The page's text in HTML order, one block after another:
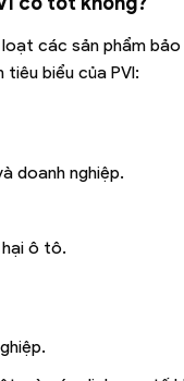
các sản phẩm
biểu của PVI:
doanh nghiệp.
ô tô.